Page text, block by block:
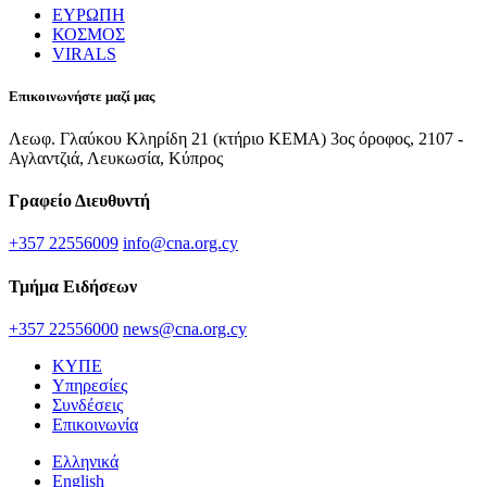
ΕΥΡΩΠΗ
ΚΟΣΜΟΣ
VIRALS
Επικοινωνήστε μαζί μας
Λεωφ. Γλαύκου Κληρίδη 21 (κτήριο ΚΕΜΑ) 3ος όροφος, 2107 -
Αγλαντζιά, Λευκωσία, Κύπρος
Γραφείο Διευθυντή
+357 22556009 info@cna.org.cy
Τμήμα Ειδήσεων
+357 22556000 news@cna.org.cy
ΚΥΠΕ
Υπηρεσίες
Συνδέσεις
Επικοινωνία
Ελληνικά
English